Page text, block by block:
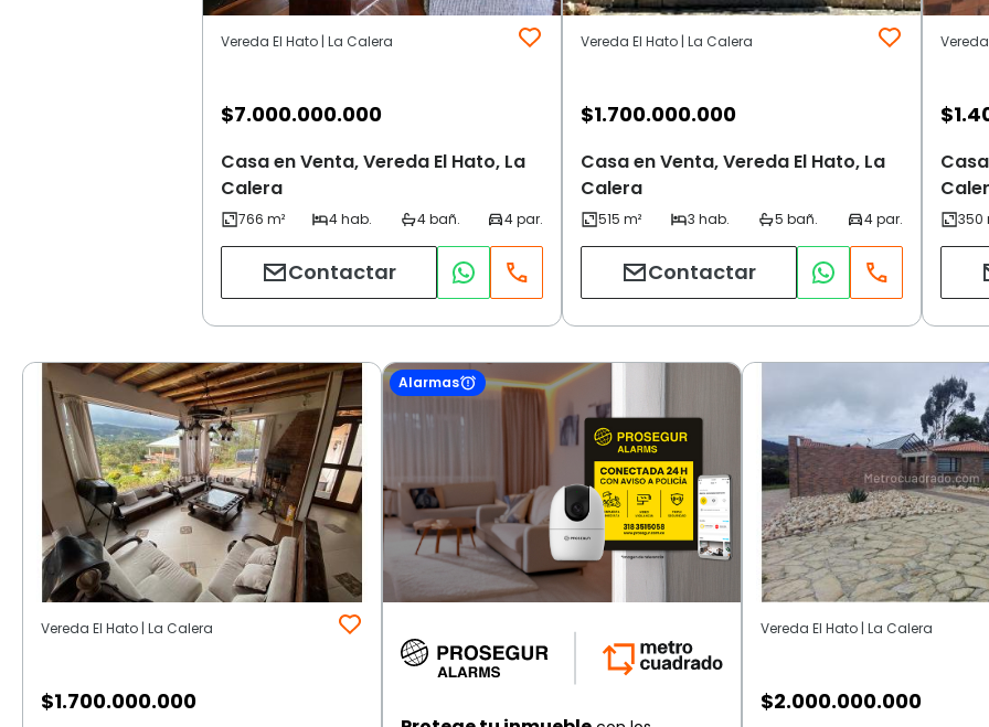
Vereda El Hato | La Calera
$7.000.000.000
Casa en Venta, Vereda El Hato, La
Calera
Contactar
Vereda El Hato | La Calera
$1.700.000.000
Casa en Venta, Vereda El Hato, La
Calera
Contactar
$
Vereda El Hato | La Calera
$1.700.000.000
Alarmas
Vereda El Hato | La Calera
$2.000.000.000